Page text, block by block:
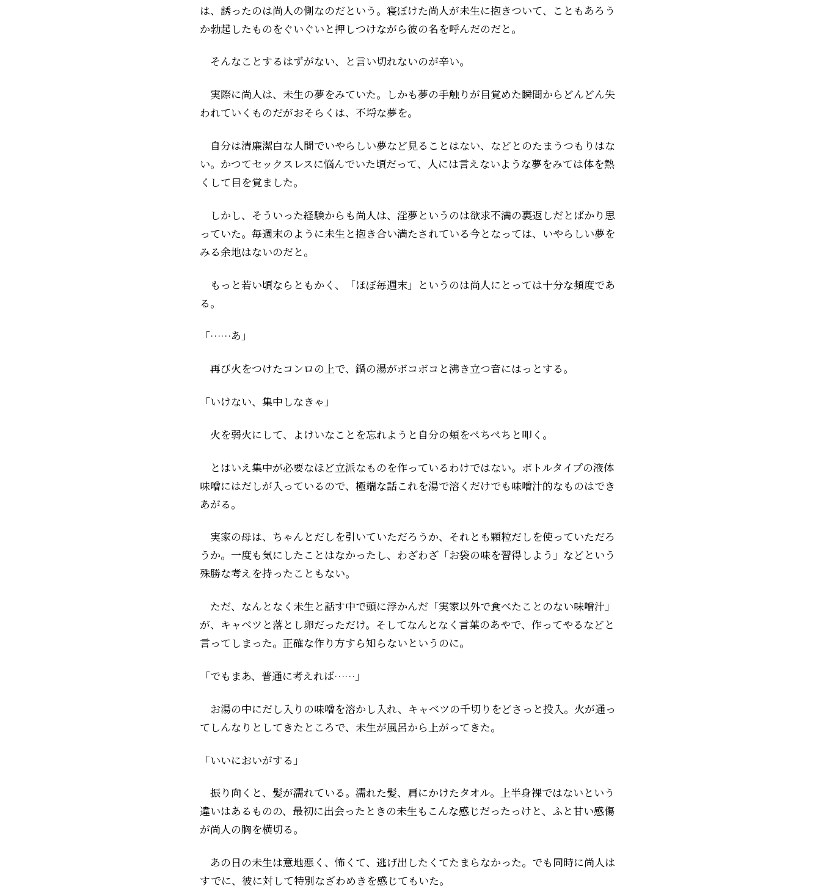
は、誘ったのは尚人の側なのだという。寝ぼけた尚人が未生に抱きついて、こともあろう
か勃起したものをぐいぐいと押しつけながら彼の名を呼んだのだと。
そんなことするはずがない、と言い切れないのが辛い。
実際に尚人は、未生の夢をみていた。しかも――夢の手触りが目覚めた瞬間からどんどん失
われていくものだが――おそらくは、不埒な夢を。
自分は清廉潔白な人間でいやらしい夢など見ることはない、などとのたまうつもりはな
い。かつてセックスレスに悩んでいた頃だって、人には言えないような夢をみては体を熱
くして目を覚ました。
しかし、そういった経験からも尚人は、淫夢というのは欲求不満の裏返しだとばかり思
っていた。毎週末のように未生と抱き合い満たされている今となっては、いやらしい夢を
みる余地はないのだと。
もっと若い頃ならともかく、「ほぼ毎週末」というのは尚人にとっては十分な頻度であ
る。
「……あ」
再び火をつけたコンロの上で、鍋の湯がボコボコと沸き立つ音にはっとする。
「いけない、集中しなきゃ」
火を弱火にして、よけいなことを忘れようと自分の頬をぺちぺちと叩く。
とはいえ集中が必要なほど立派なものを作っているわけではない。ボトルタイプの液体
味噌にはだしが入っているので、極端な話これを湯で溶くだけでも味噌汁的なものはでき
あがる。
実家の母は、ちゃんとだしを引いていただろうか、それとも顆粒だしを使っていただろ
うか。一度も気にしたことはなかったし、わざわざ「お袋の味を習得しよう」などという
殊勝な考えを持ったこともない。
ただ、なんとなく未生と話す中で頭に浮かんだ「実家以外で食べたことのない味噌汁」
が、キャベツと落とし卵だっただけ。そしてなんとなく言葉のあやで、作ってやるなどと
言ってしまった。正確な作り方すら知らないというのに。
「でもまあ、普通に考えれば……」
お湯の中にだし入りの味噌を溶かし入れ、キャベツの千切りをどさっと投入。火が通っ
てしんなりとしてきたところで、未生が風呂から上がってきた。
「いいにおいがする」
振り向くと、髪が濡れている。濡れた髪、肩にかけたタオル。上半身裸ではないという
違いはあるものの、最初に出会ったときの未生もこんな感じだったっけと、ふと甘い感傷
が尚人の胸を横切る。
あの日の未生は意地悪く、怖くて、逃げ出したくてたまらなかった。でも同時に――尚人は
すでに、彼に対して特別なざわめきを感じてもいた。